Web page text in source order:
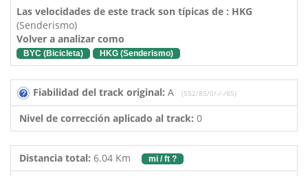
Las velocidades de este track son típicas de : HKG
(Senderismo)
Volver a analizar como
BYC (Bicicleta) HKG (Senderismo)
Fiabilidad del track original: A (552/85/0/-/-/85)
Nivel de corrección aplicado al track: 0
Distancia total: 6.04 Km mi / ft ?